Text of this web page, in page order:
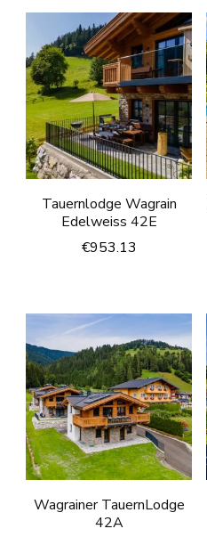
Tauernlodge Wagrain
Edelweiss 42E
€953.13
Wagrainer TauernLodge
42A